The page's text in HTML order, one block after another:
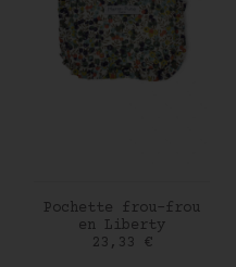
AJOUTER AU PANIER
Pochette frou-frou
en Liberty
Prix
23,33 €